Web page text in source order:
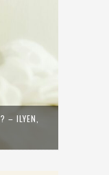
– ILYEN,